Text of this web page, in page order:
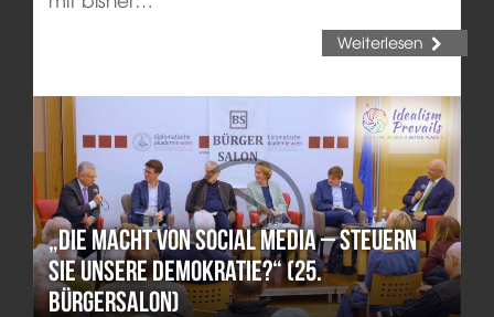
Weiterlesen
„Die Macht von Social Media – steuern
sie unsere Demokratie?“ (25.
Bürgersalon)